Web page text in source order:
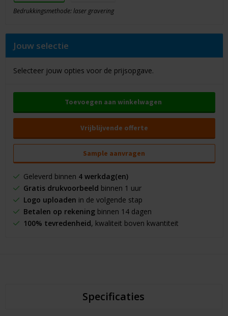
Bedrukkingsmethode: laser gravering
Jouw selectie
Selecteer jouw opties voor de prijsopgave.
Toevoegen aan winkelwagen
Vrijblijvende offerte
Sample aanvragen
Geleverd binnen 4 werkdag(en)
Gratis drukvoorbeeld binnen 1 uur
Logo uploaden in de volgende stap
Betalen op rekeningbinnen 14 dagen
100% tevredenheid, kwaliteit boven kwantiteit
Specificaties